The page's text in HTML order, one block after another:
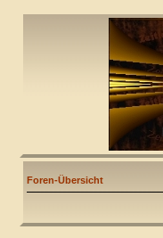
Foren-Übersicht